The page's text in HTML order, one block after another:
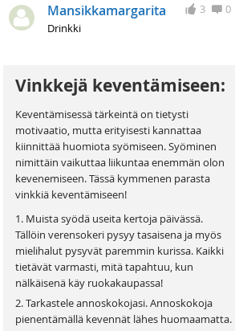
3 0
Mansikkamargarita
Drinkki
Vinkkejä keventämiseen:
Keventämisessä tärkeintä on tietysti
motivaatio, mutta erityisesti kannattaa
kiinnittää huomiota syömiseen. Syöminen
nimittäin vaikuttaa liikuntaa enemmän olon
kevenemiseen. Tässä kymmenen parasta
vinkkiä keventämiseen!
1. Muista syödä useita kertoja päivässä.
Tällöin verensokeri pysyy tasaisena ja myös
mielihalut pysyvät paremmin kurissa. Kaikki
tietävät varmasti, mitä tapahtuu, kun
nälkäisenä käy ruokakaupassa!
2. Tarkastele annoskokojasi. Annoskokoja
pienentämällä kevennät lähes huomaamatta.